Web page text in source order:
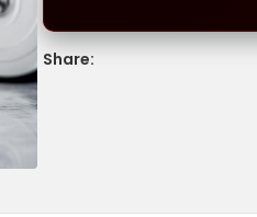
Share: